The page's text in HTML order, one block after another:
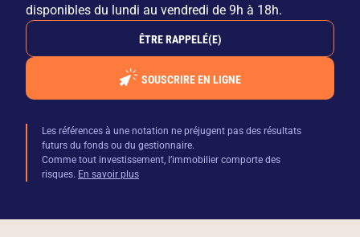
disponibles du lundi au vendredi de 9h à 18h.
ÊTRE RAPPELÉ(E)
SOUSCRIRE EN LIGNE
Les références à une notation ne préjugent pas des résultats
futurs du fonds ou du gestionnaire.
Comme tout investissement, l’immobilier comporte des
risques. En savoir plus